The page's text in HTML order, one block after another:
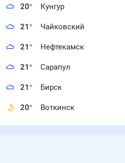
20° Кунгур
21° Чайковский
21° Нефтекамск
21° Сарапул
21° Бирск
20° Воткинск